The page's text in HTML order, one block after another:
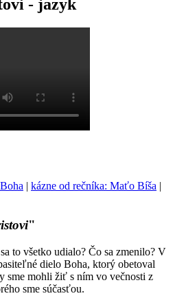
- jazyk
| kázne od rečníka: Maťo Bíša |
"
to všetko udialo? Čo sa zmenilo? V
dielo Boha, ktorý obetoval
sme mohli žiť s ním vo večnosti z
sme súčasťou.